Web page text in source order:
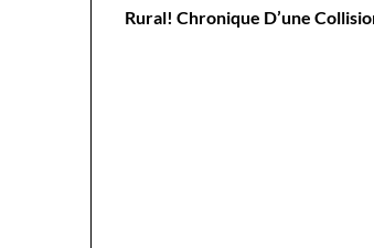
Rural! Chronique D’une